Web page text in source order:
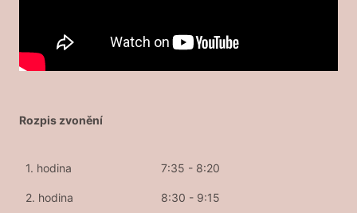
Rozpis zvonění
1. hodina 7:35 - 8:20
2. hodina 8:30 - 9:15